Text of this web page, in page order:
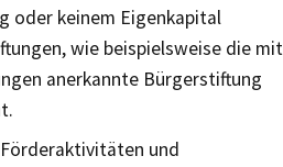
oder keinem Eigenkapital
wie beispielsweise die mit
anerkannte Bürgerstiftung
und